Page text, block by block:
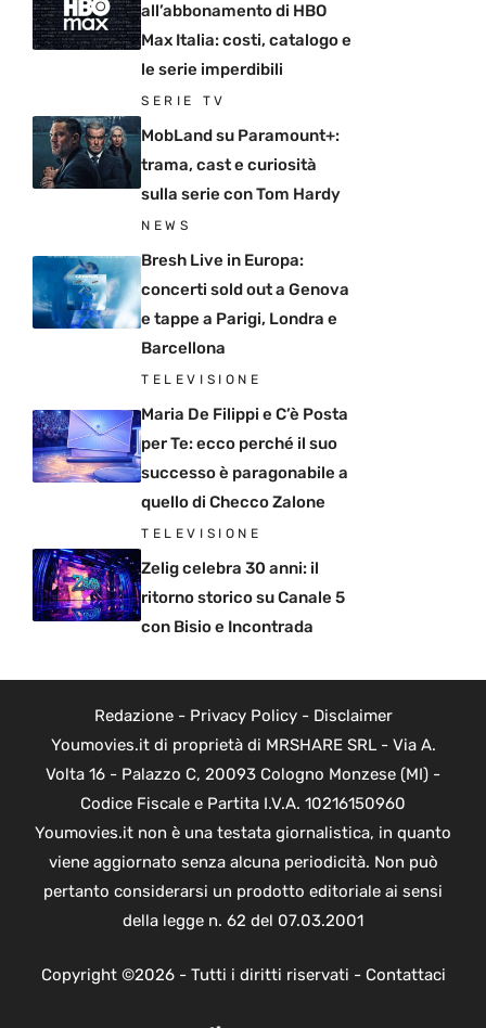
all’abbonamento di HBO
Max Italia: costi, catalogo e
le serie imperdibili
SERIE TV
MobLand su Paramount+:
trama, cast e curiosità
sulla serie con Tom Hardy
NEWS
Bresh Live in Europa:
concerti sold out a Genova
e tappe a Parigi, Londra e
Barcellona
TELEVISIONE
Maria De Filippi e C’è Posta
per Te: ecco perché il suo
successo è paragonabile a
quello di Checco Zalone
TELEVISIONE
Zelig celebra 30 anni: il
ritorno storico su Canale 5
con Bisio e Incontrada
Redazione- Privacy Policy- Disclaimer
Youmovies.it di proprietà di MRSHARE SRL - Via A.
Volta 16 - Palazzo C, 20093 Cologno Monzese (MI) -
Codice Fiscale e Partita I.V.A. 10216150960
Youmovies.it non è una testata giornalistica, in quanto
viene aggiornato senza alcuna periodicità. Non può
pertanto considerarsi un prodotto editoriale ai sensi
della legge n. 62 del 07.03.2001
Copyright ©2026 - Tutti i diritti riservati - Contattaci